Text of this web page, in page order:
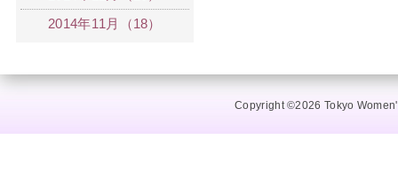
2014年11月（18）
Copyright ©2026 Tokyo